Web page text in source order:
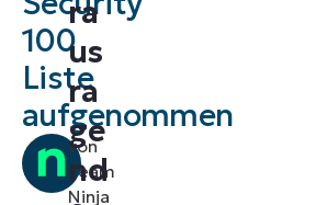
100
Liste
aufgenommen
von
Team
Ninja
Endpunkte
NinjaOne-
ra
us
ra
ge
nd